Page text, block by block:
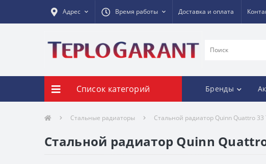
Адрес Время работы Доставка и оплата
Список категорий Бренды
Стальные радиаторы Стальной радиатор Quinn Quattro 33
Стальной радиатор Quinn